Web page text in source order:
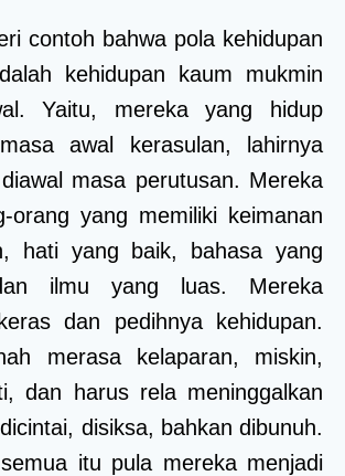
contoh bahwa pola kehidupan
kehidupan kaum mukmin
Yaitu, mereka yang hidup
awal kerasulan, lahirnya
masa perutusan. Mereka
orang yang memiliki keimanan
hati yang baik, bahasa yang
ilmu yang luas. Mereka
dan pedihnya kehidupan.
merasa kelaparan, miskin,
dan harus rela meninggalkan
disiksa, bahkan dibunuh.
itu pula mereka menjadi